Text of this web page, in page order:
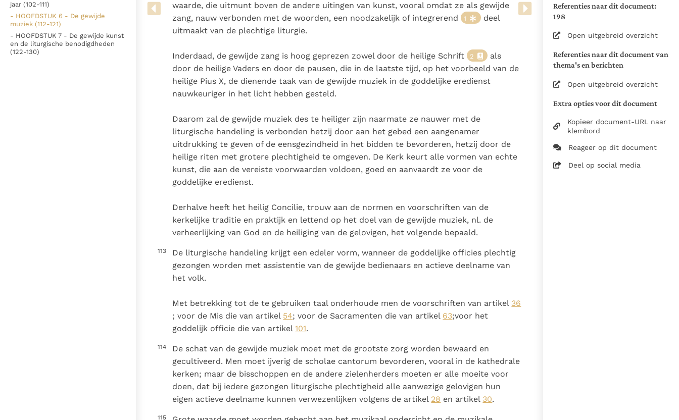
Denzinger Gebruiksvoorwaarden
koninkrijk te
herkennen
groeit stilletjes door
liefde, niet door
dwang
De mystiek. De
mystieke
heiligheid
als een taak"
Paus in Pavia: St.
Augustinus toont ons de
Zie de gebruiksvoorwaarden
1964
23-02-2026
570
nl
Referenties naar dit document:
198
Open uitgebreid overzicht
Referenties naar dit document van
thema's en berichten
Open uitgebreid overzicht
Extra opties voor dit document
Kopieer document-URL naar
klembord
Reageer op dit document
Deel op social media
jaar (102-111)
- HOOFDSTUK 6 - De gewijde
muziek (112-121)
- HOOFDSTUK 7 - De gewijde kunst
en de liturgische benodigdheden
(122-130)
waarde, die uitmunt boven de andere uitingen van kunst, vooral omdat ze als gewijde
zang, nauw verbonden met de woorden, een noodzakelijk of integrerend 1
deel
uitmaakt van de plechtige liturgie.
Inderdaad, de gewijde zang is hoog geprezen zowel door de heilige Schrift 2
als
door de heilige Vaders en door de pausen, die in de laatste tijd, op het voorbeeld van de
heilige Pius X, de dienende taak van de gewijde muziek in de goddelijke eredienst
nauwkeuriger in het licht hebben gesteld.
Daarom zal de gewijde muziek des te heiliger zijn naarmate ze nauwer met de
liturgische handeling is verbonden hetzij door aan het gebed een aangenamer
uitdrukking te geven of de eensgezindheid in het bidden te bevorderen, hetzij door de
heilige riten met grotere plechtigheid te omgeven. De Kerk keurt alle vormen van echte
kunst, die aan de vereiste voorwaarden voldoen, goed en aanvaardt ze voor de
goddelijke eredienst.
Derhalve heeft het heilig Concilie, trouw aan de normen en voorschriften van de
kerkelijke traditie en praktijk en lettend op het doel van de gewijde muziek, nl. de
verheerlijking van God en de heiliging van de gelovigen, het volgende bepaald.
113
De liturgische handeling krijgt een edeler vorm, wanneer de goddelijke officies plechtig
gezongen worden met assistentie van de gewijde bedienaars en actieve deelname van
het volk.
Met betrekking tot de te gebruiken taal onderhoude men de voorschriften van artikel 36
; voor de Mis die van artikel 54; voor de Sacramenten die van artikel 63;voor het
goddelijk officie die van artikel101.
114
De schat van de gewijde muziek moet met de grootste zorg worden bewaard en
gecultiveerd. Men moet ijverig de scholae cantorum bevorderen, vooral in de kathedrale
kerken; maar de bisschoppen en de andere zielenherders moeten er alle moeite voor
doen, dat bij iedere gezongen liturgische plechtigheid alle aanwezige gelovigen hun
eigen actieve deelname kunnen verwezenlijken volgens de artikel 28 en artikel 30.
115